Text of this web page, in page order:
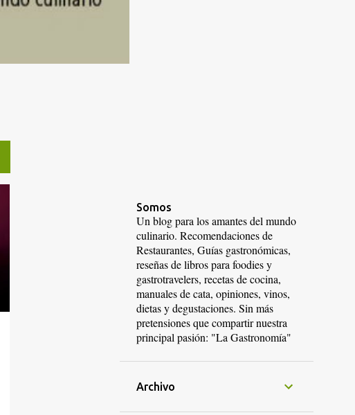
Somos
Un blog para los amantes del mundo
culinario. Recomendaciones de
Restaurantes, Guías gastronómicas,
reseñas de libros para foodies y
gastrotravelers, recetas de cocina,
manuales de cata, opiniones, vinos,
dietas y degustaciones. Sin más
pretensiones que compartir nuestra
principal pasión: "La Gastronomía"
Archivo